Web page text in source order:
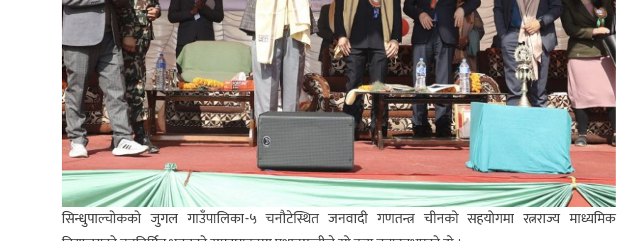
सिन्धुपाल्चोकको जुगल गाउँपालिका-५ चनौटेस्थित जनवादी गणतन्त्र चीनको सहयोगमा रत्नराज्य माध्यमिक